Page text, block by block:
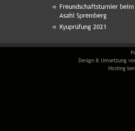
Freundschaftsturnier beim
Asahi Spremberg
Kyuprüfung 2021
Design & Umsetzung
Hosting